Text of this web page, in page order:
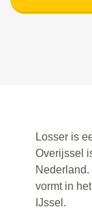
Losser is
Overijssel
vormt in
IJssel.